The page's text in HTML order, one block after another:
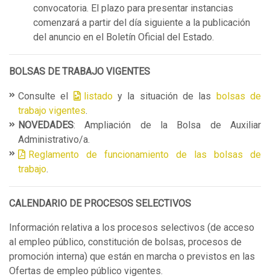
convocatoria. El plazo para presentar instancias
comenzará a partir del día siguiente a la publicación
del anuncio en el Boletín Oficial del Estado.
BOLSAS DE TRABAJO VIGENTES
Consulte el listadoy la situación de las bolsas de
trabajo vigentes
NOVEDADES: Ampliación de la Bolsa de Auxiliar
Administrativo/a.
Reglamento de funcionamiento de las bolsas de
trabajo
CALENDARIO DE PROCESOS SELECTIVOS
Información relativa a los procesos selectivos (de acceso
al empleo público, constitución de bolsas, procesos de
promoción interna) que están en marcha o previstos en las
Ofertas de empleo público vigentes.